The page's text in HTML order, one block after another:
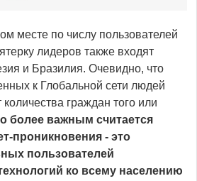
месте по числу пользователей
лидеров также входят
и Бразилия. Очевидно, что
к Глобальной сети людей
граждан того или
более важным считается
проникновения - это
пользователей
ко всему населению